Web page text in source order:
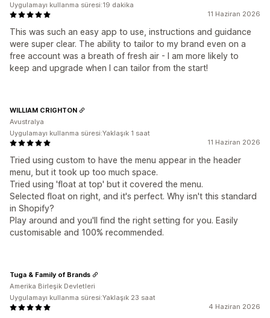
11 Haziran 2026
This was such an easy app to use, instructions and guidance
were super clear. The ability to tailor to my brand even on a
free account was a breath of fresh air - I am more likely to
keep and upgrade when I can tailor from the start!
Uygulamayı kullanma süresi:19 dakika
11 Haziran 2026
Tried using custom to have the menu appear in the header
menu, but it took up too much space.
Tried using 'float at top' but it covered the menu.
Selected float on right, and it's perfect. Why isn't this standard
in Shopify?
Play around and you'll find the right setting for you. Easily
customisable and 100% recommended.
WILLIAM CRIGHTON
Avustralya
Uygulamayı kullanma süresi:Yaklaşık 1 saat
4 Haziran 2026
Tuga & Family of Brands
Amerika Birleşik Devletleri
Uygulamayı kullanma süresi:Yaklaşık 23 saat